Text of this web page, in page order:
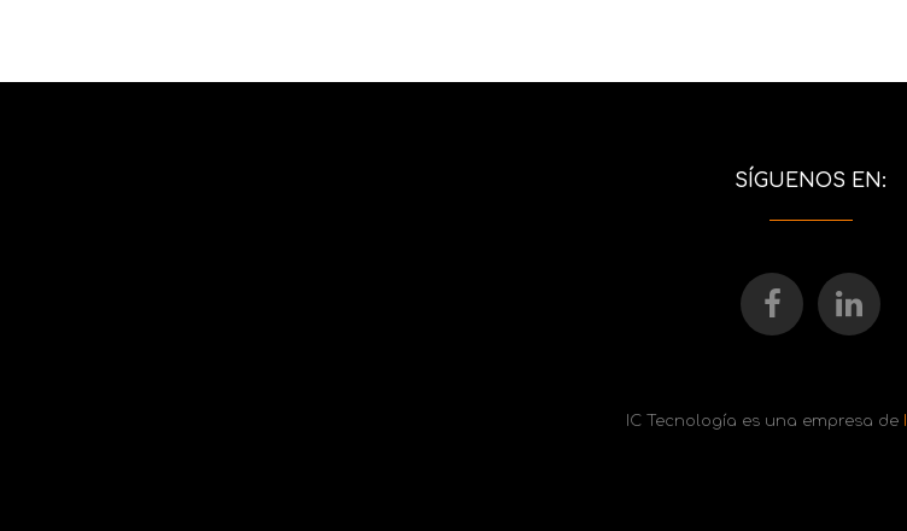
SÍGUENOS EN:
IC Tecnología es una empresa de